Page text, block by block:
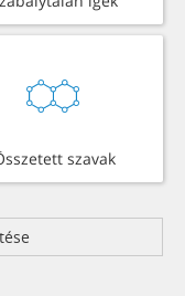
szavak